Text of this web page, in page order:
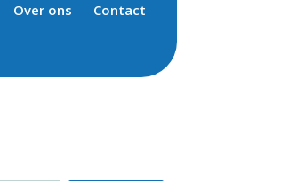
Over ons Contact